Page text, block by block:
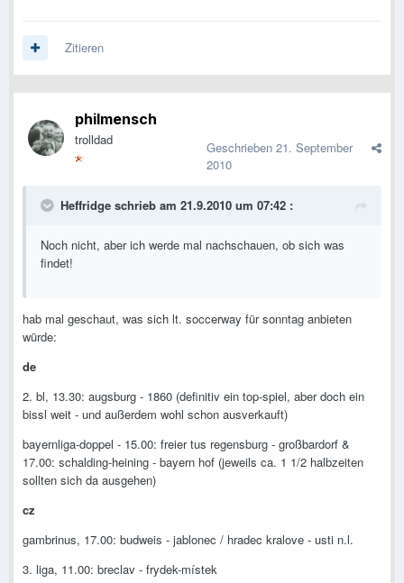
Zitieren
philmensch
trolldad Geschrieben 21. September
2010
Heffridge schrieb am 21.9.2010 um 07:42 :
Noch nicht, aber ich werde mal nachschauen, ob sich was
findet!
hab mal geschaut, was sich lt. soccerway für sonntag anbieten
würde:
de
2. bl, 13.30: augsburg - 1860 (definitiv ein top-spiel, aber doch ein
bissl weit - und außerdem wohl schon ausverkauft)
bayernliga-doppel - 15.00: freier tus regensburg - großbardorf &
17.00: schalding-heining - bayern hof (jeweils ca. 1 1/2 halbzeiten
sollten sich da ausgehen)
cz
gambrinus, 17.00: budweis - jablonec / hradec kralove - usti n.l.
3. liga, 11.00: breclav - frydek-místek